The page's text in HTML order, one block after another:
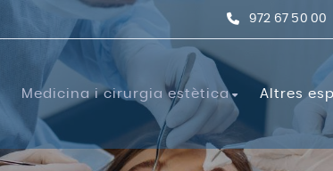
972 67 50 00
Medicina i cirurgia estètica
Cirurgia estètica Unitat Capil·lar
Altres